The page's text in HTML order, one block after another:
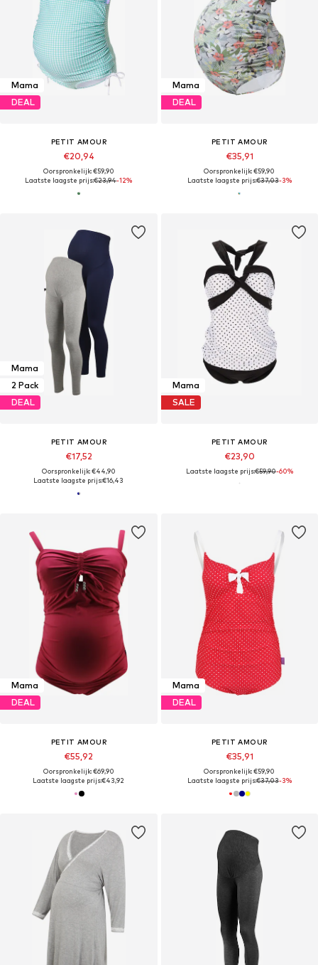
Mama
DEAL
PETIT AMOUR
€20,94
Oorspronkelijk: €59,90
Laatste laagste prijs:€23,94-12%
Mama
DEAL
PETIT AMOUR
€35,91
Oorspronkelijk: €59,90
Laatste laagste prijs:€37,03-3%
Mama
2 Pack
DEAL
PETIT AMOUR
€17,52
Oorspronkelijk: €44,90
Laatste laagste prijs:€16,43
Mama
SALE
PETIT AMOUR
€23,90
Laatste laagste prijs:€59,90-60%
Mama
DEAL
PETIT AMOUR
€55,92
Oorspronkelijk: €69,90
Laatste laagste prijs:€43,92
Mama
DEAL
PETIT AMOUR
€35,91
Oorspronkelijk: €59,90
Laatste laagste prijs:€37,03-3%